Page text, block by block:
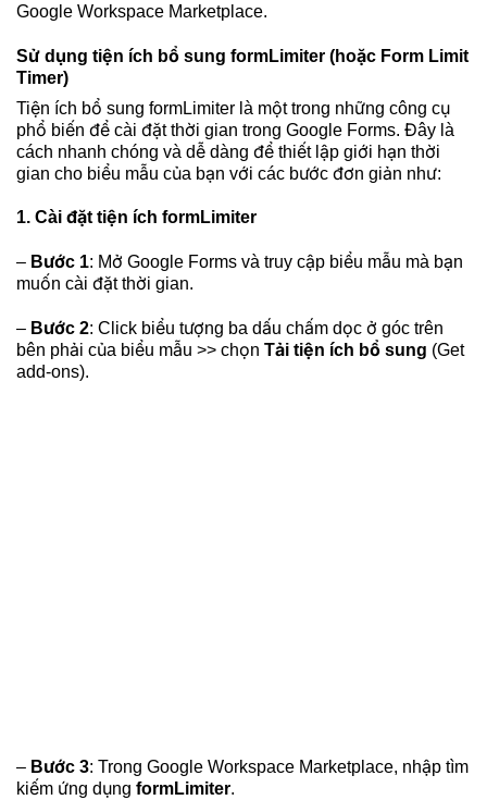
Google Workspace Marketplace.
Sử dụng tiện ích bổ sung formLimiter (hoặc Form Limit
Timer)
Tiện ích bổ sung formLimiter là một trong những công cụ
phổ biến để cài đặt thời gian trong Google Forms. Đây là
cách nhanh chóng và dễ dàng để thiết lập giới hạn thời
gian cho biểu mẫu của bạn với các bước đơn giản như:
1. Cài đặt tiện ích formLimiter
– Bước 1: Mở Google Forms và truy cập biểu mẫu mà bạn
muốn cài đặt thời gian.
– Bước 2: Click biểu tượng ba dấu chấm dọc ở góc trên
bên phải của biểu mẫu >> chọn Tải tiện ích bổ sung (Get
add-ons).
– Bước 3: Trong Google Workspace Marketplace, nhập tìm
kiếm ứng dụng formLimiter.